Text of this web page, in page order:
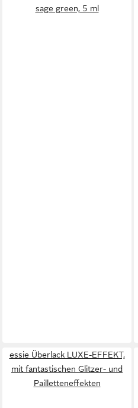
sage green, 5 ml
essie Überlack LUXE-EFFEKT,
mit fantastischen Glitzer- und
Pailletteneffekten